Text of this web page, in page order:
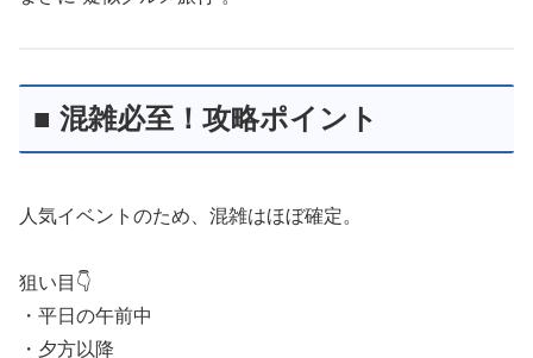
■ 混雑必至！攻略ポイント
人気イベントのため、混雑はほぼ確定。
狙い目👇
・平日の午前中
・夕方以降